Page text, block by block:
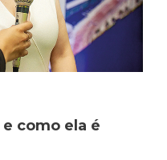
como ela é